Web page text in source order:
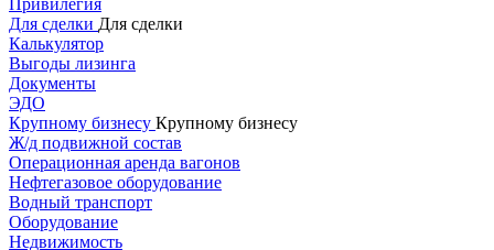
Привилегия
Для сделки Для сделки
Калькулятор
Выгоды лизинга
Документы
ЭДО
Крупному бизнесу Крупному бизнесу
Ж/д подвижной состав
Операционная аренда вагонов
Нефтегазовое оборудование
Водный транспорт
Оборудование
Недвижимость